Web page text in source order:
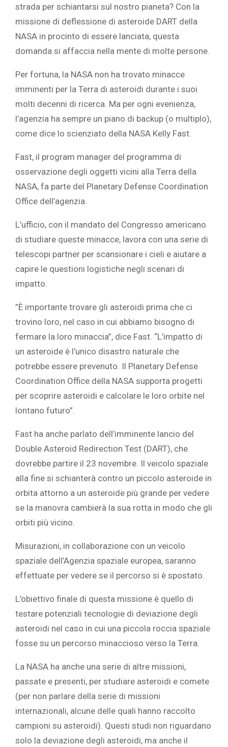
strada per schiantarsi sul nostro pianeta?‎ ‎Con la
missione di deflessione di asteroide DART della
NASA ‎‎in procinto di essere lanciata‎‎, questa
domanda si affaccia nella mente di molte persone.
‎Per fortuna, la NASA non ha trovato minacce
imminenti per la Terra di asteroidi durante i suoi
molti decenni di ricerca. Ma per ogni evenienza,
l’agenzia ha sempre un piano di backup (o multiplo),
come dice lo scienziato della NASA Kelly Fast.
‎Fast, il program manager del programma di
osservazione degli oggetti vicini alla Terra della
NASA, fa parte del ‎‎Planetary Defense Coordination
Office‎ ‎dell’agenzia.
L’ufficio, con il mandato del Congresso americano
di studiare queste minacce, lavora con una serie di
telescopi partner per scansionare i cieli e aiutare a
capire le questioni logistiche negli scenari di
impatto.‎
‎”È importante trovare gli asteroidi prima che ci
trovino loro, nel caso in cui abbiamo bisogno di
fermare la loro minaccia”, dice Fast. “L’impatto di
un asteroide è l’unico disastro naturale che
potrebbe essere prevenuto. Il Planetary Defense
Coordination Office della NASA supporta progetti
per scoprire asteroidi e calcolare le loro orbite nel
lontano futuro”.‎
‎Fast ha anche parlato dell’imminente lancio del
Double Asteroid Redirection Test (DART), che
dovrebbe partire il ‎‎23 novembre.‎‎ Il veicolo spaziale
alla fine si schianterà contro un piccolo asteroide in
orbita attorno a un asteroide più grande per vedere
se la manovra cambierà la sua rotta in modo che gli
orbiti più vicino.
Misurazioni, in collaborazione con un veicolo
spaziale dell’Agenzia spaziale europea, saranno
effettuate per vedere se il percorso si è spostato. ‎
‎L’obiettivo finale di questa missione è quello di
testare potenziali tecnologie di deviazione degli
asteroidi nel caso in cui una piccola roccia spaziale
fosse su un percorso minaccioso verso la Terra.‎
‎La NASA ha anche una serie di altre missioni,
passate e presenti, per studiare ‎‎asteroidi‎‎ e ‎‎comete‎‎
(per non parlare della serie di missioni
internazionali, alcune delle quali hanno raccolto
‎‎campioni‎‎ su asteroidi). Questi studi non riguardano
solo la deviazione degli asteroidi, ma anche il